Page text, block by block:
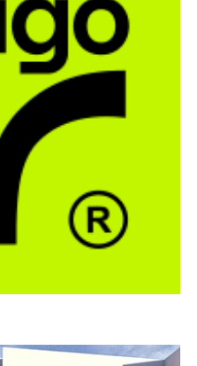
яка привласнили
на понад 2,6
у 2026 році
прокуратура стягує
внесків
першу секцію ЖК